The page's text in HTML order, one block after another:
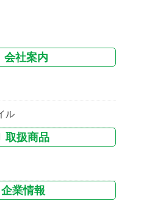
会社案内
ル
取扱商品
企業情報